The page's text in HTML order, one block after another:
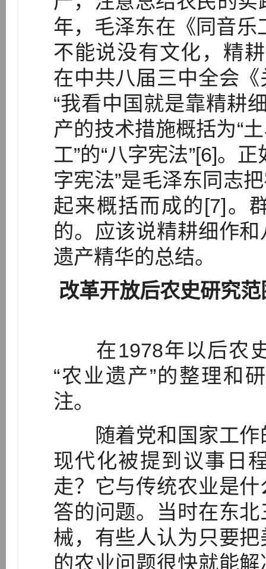
年，毛泽东在《同音乐
不能说没有文化，精
在中共八届三中全会
“我看中国就是靠精耕
产的技术措施概括为“
工”的“八字宪法”[6]。
字宪法”是毛泽东同志
起来概括而成的[7]。
的。应该说精耕细作
遗产精华的总结。
改革开放后农史研究
在1978年以后农史
“农业遗产”的整理和
注。
随着党和国家工作
现代化被提到议事日
走？它与传统农业是
答的问题。当时在东
械，有些人认为只要
的农业问题很快就能